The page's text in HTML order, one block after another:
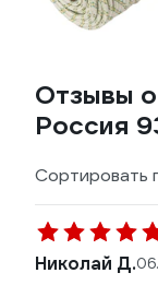
Отзывы
Россия
Сортировать
Николай Д.